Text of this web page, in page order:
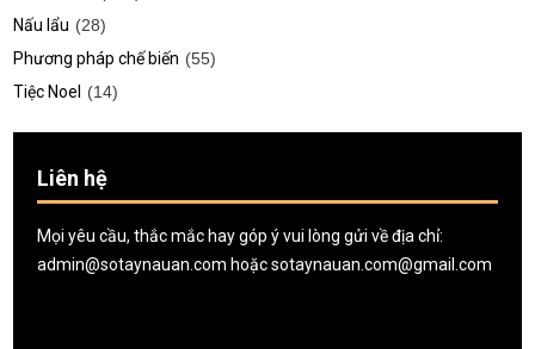
Nấu lẩu (28)
Phương pháp chế biến (55)
Tiệc Noel
(14)
Liên hệ
Mọi yêu cầu, thắc mắc hay góp ý vui lòng gửi về địa chỉ:
admin@sotaynauan.com hoặcsotaynauan.com@gmail.com